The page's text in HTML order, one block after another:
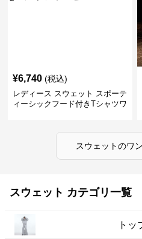
¥6,740 (税込)
レディース スウェット スポーテ
ィーシックフード付きTシャツワ
スウェットのワ
スウェット カテゴリ一覧
トッ